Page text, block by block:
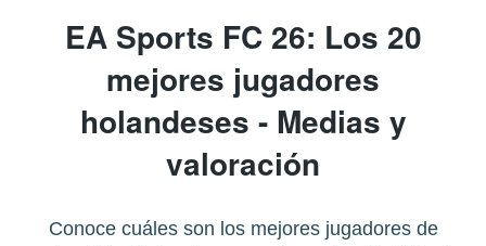
EA Sports FC 26: Los 20
mejores jugadores
holandeses - Medias y
valoración
Conoce cuáles son los mejores jugadores de